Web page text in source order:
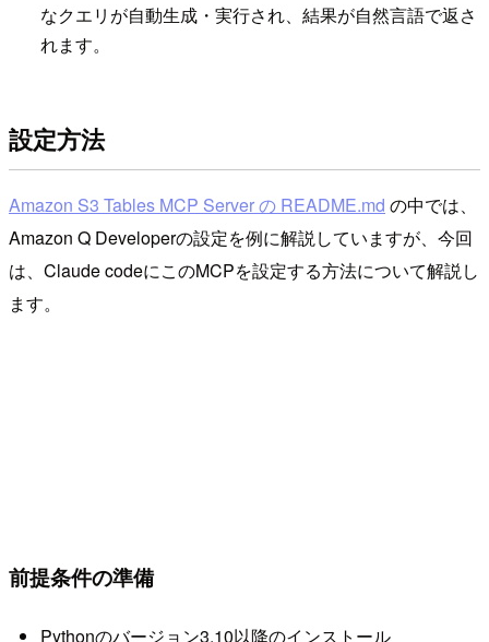
なクエリが自動生成・実行され、結果が自然言語で返さ
れます。
設定方法
Amazon S3 Tables MCP Server の README.md の中では、
Amazon Q Developerの設定を例に解説していますが、今回
は、Claude codeにこのMCPを設定する方法について解説し
ます。
前提条件の準備
Pythonのバージョン3.10以降のインストール